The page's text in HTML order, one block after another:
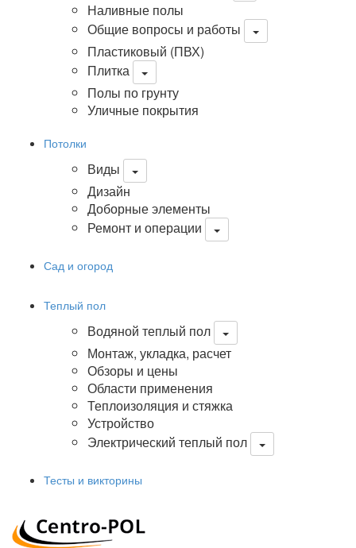
Наливные полы
Общие вопросы и работы
Пластиковый (ПВХ)
Плитка
Полы по грунту
Уличные покрытия
Потолки
Виды
Дизайн
Доборные элементы
Ремонт и операции
Сад и огород
Теплый пол
Водяной теплый пол
Монтаж, укладка, расчет
Обзоры и цены
Области применения
Теплоизоляция и стяжка
Устройство
Электрический теплый пол
Тесты и викторины